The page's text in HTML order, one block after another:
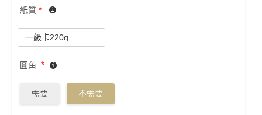
紙質 *
圓角 *
需要 不需要